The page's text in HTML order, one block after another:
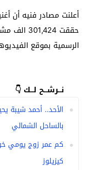
أعلنت مصادر فنيه أن
حققت
الرسمية بموقع
نــرشــح لــك 👇
الأحد.. أحمد شيبة
بالساحل الشمالي
كم عمر زوج يومي
كيزيلوز